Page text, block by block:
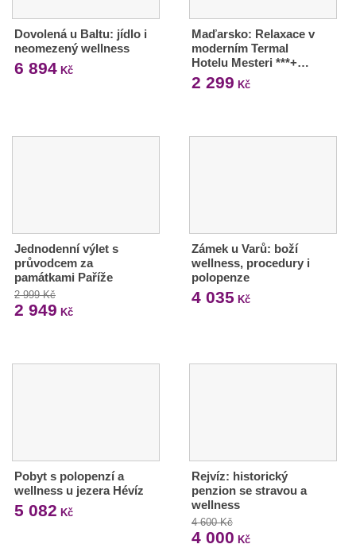
Dovolená u Baltu: jídlo i
neomezený wellness
6 894 Kč
Maďarsko: Relaxace v
moderním Termal
Hotelu Mesteri ***+…
2 299 Kč
Jednodenní výlet s
průvodcem za
památkami Paříže
2 999 Kč
2 949 Kč
Zámek u Varů: boží
wellness, procedury i
polopenze
4 035 Kč
Pobyt s polopenzí a
wellness u jezera Hévíz
5 082 Kč
Rejvíz: historický
penzion se stravou a
wellness
4 600 Kč
4 000 Kč